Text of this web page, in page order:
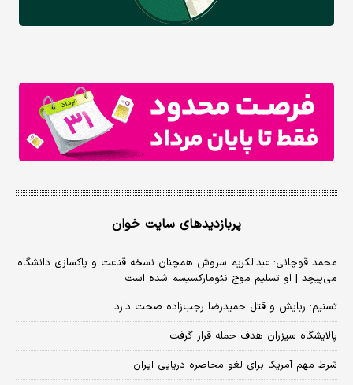
پربازدیدهای سایت خوان
محمد قوچانی: عبدالکریم سروش همچنان نسخه قناعت و پاکسازی دانشگاه
می‌پیچد | او تسلیم موج نئومارکسیسم شده است
تسنیم: ربایش و قتل حمیدرضا رجب‌زاده صحت دارد
پالایشگاه سیزران هدف حمله قرار گرفت
شرط مهم آمریکا برای لغو محاصره دریایی ایران